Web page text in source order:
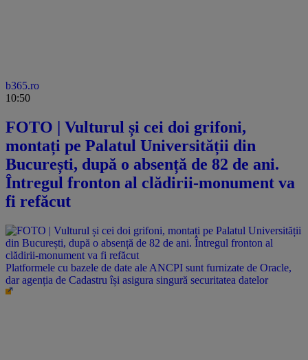
b365.ro
10:50
FOTO | Vulturul și cei doi grifoni,
montați pe Palatul Universității din
București, după o absență de 82 de ani.
Întregul fronton al clădirii-monument va
fi refăcut
Platformele cu bazele de date ale ANCPI sunt furnizate de Oracle,
dar agenția de Cadastru își asigura singură securitatea datelor